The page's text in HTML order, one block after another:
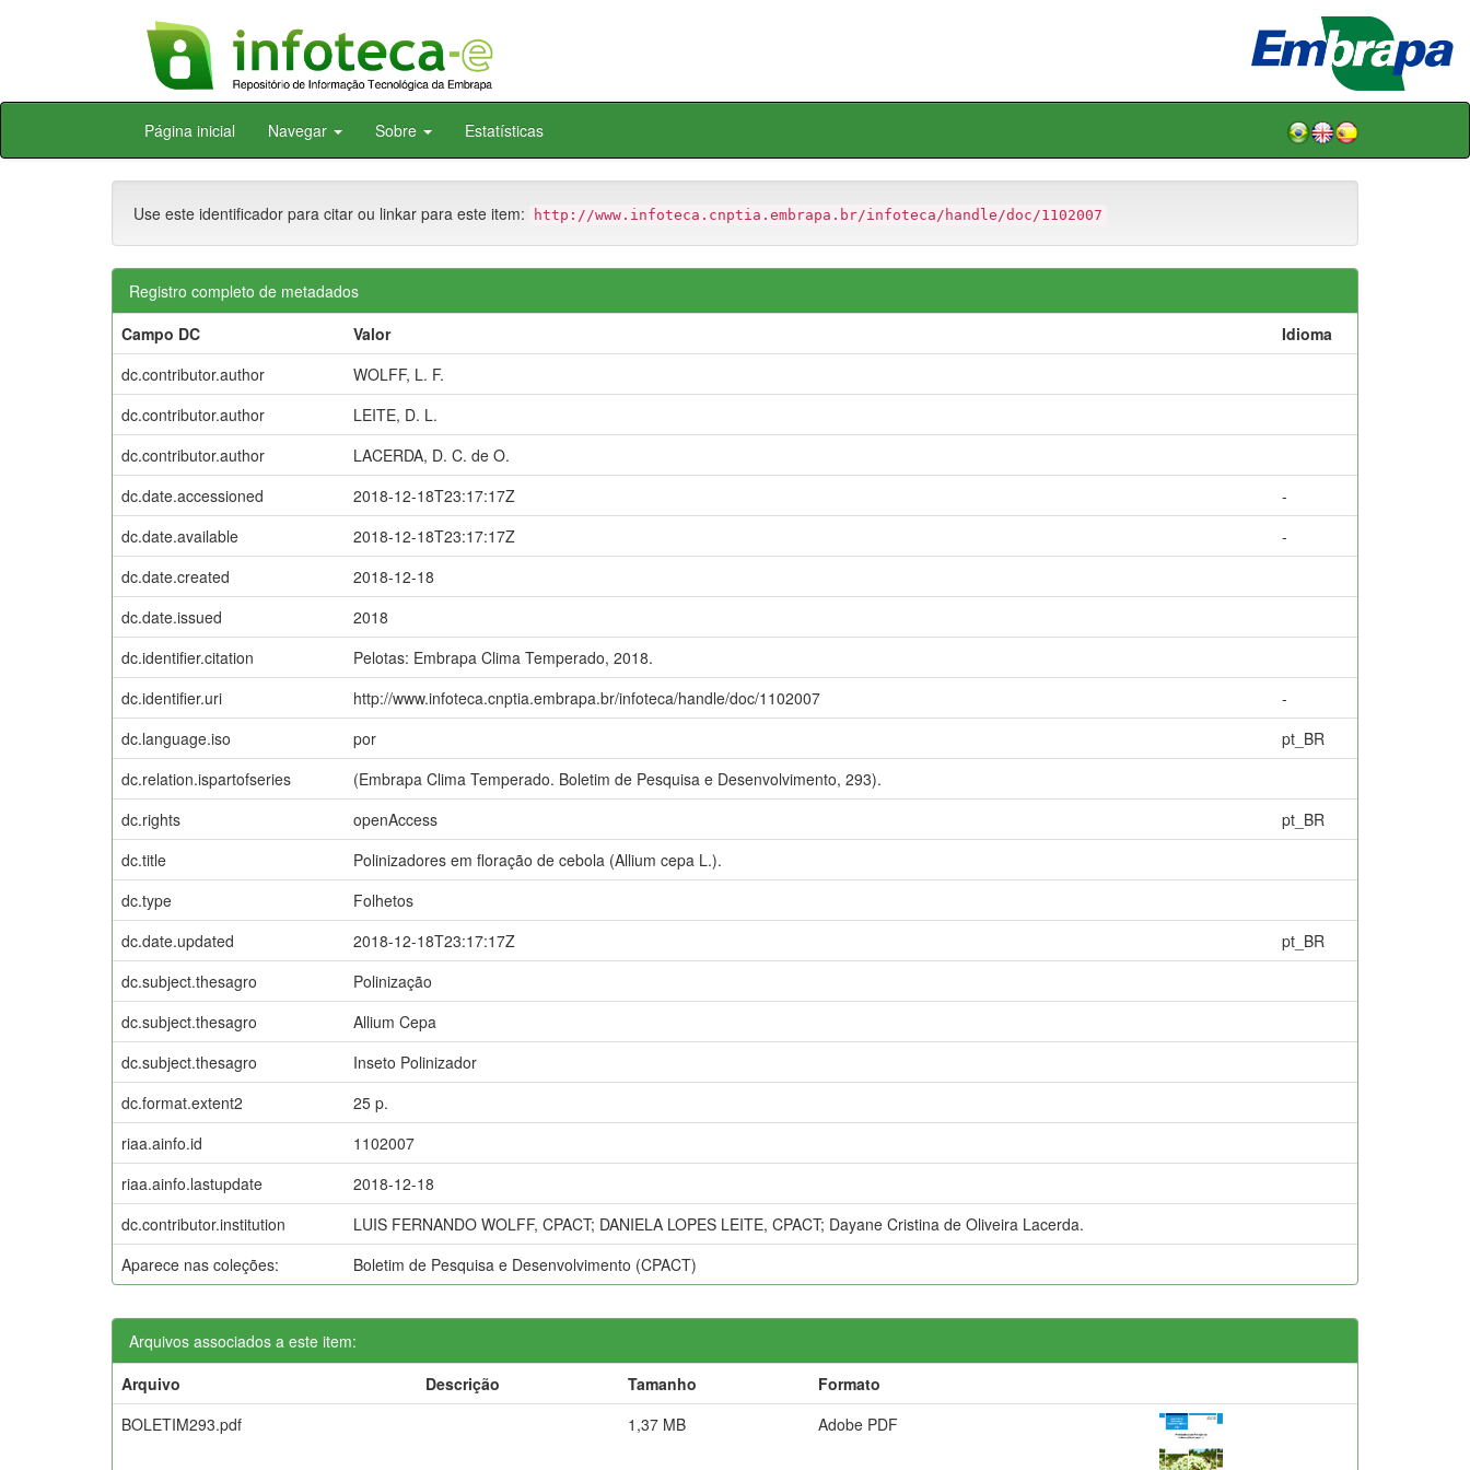
Skip
Página inicial Navegar Sobre Estatísticas
Use este identificador para citar ou linkar para este item: http://www.infoteca.cnptia.embrapa.br/infoteca/handle/doc/1102007
Registro completo de metadados
Campo DC
Valor
Idioma
dc.contributor.author
WOLFF, L. F.
dc.contributor.author
LEITE, D. L.
dc.contributor.author
LACERDA, D. C. de O.
dc.date.accessioned
2018-12-18T23:17:17Z
-
dc.date.available
2018-12-18T23:17:17Z
-
dc.date.created
2018-12-18
dc.date.issued
2018
dc.identifier.citation
Pelotas: Embrapa Clima Temperado, 2018.
dc.identifier.uri
http://www.infoteca.cnptia.embrapa.br/infoteca/handle/doc/1102007
-
dc.language.iso
por
pt_BR
dc.relation.ispartofseries
(Embrapa Clima Temperado. Boletim de Pesquisa e Desenvolvimento, 293).
dc.rights
openAccess
pt_BR
dc.title
Polinizadores em floração de cebola (Allium cepa L.).
dc.type
Folhetos
dc.date.updated
2018-12-18T23:17:17Z
pt_BR
dc.subject.thesagro
Polinização
dc.subject.thesagro
Allium Cepa
dc.subject.thesagro
Inseto Polinizador
dc.format.extent2
25 p.
riaa.ainfo.id
1102007
riaa.ainfo.lastupdate
2018-12-18
dc.contributor.institution
LUIS FERNANDO WOLFF, CPACT; DANIELA LOPES LEITE, CPACT; Dayane Cristina de Oliveira Lacerda.
Aparece nas coleções:
Boletim de Pesquisa e Desenvolvimento (CPACT)
Arquivos associados a este item:
Arquivo
Descrição Tamanho
Formato
BOLETIM293.pdf
1,37 MB Adobe PDF